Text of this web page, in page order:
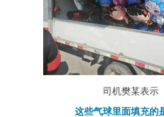
司机樊某表示
这些气球里面填充的